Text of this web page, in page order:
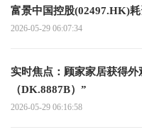
富景中国控股(02497.HK)
2026-05-29 06:07:34
实时焦点：顾家家居获得
（DK.8887B）”
2026-05-29 06:16:58